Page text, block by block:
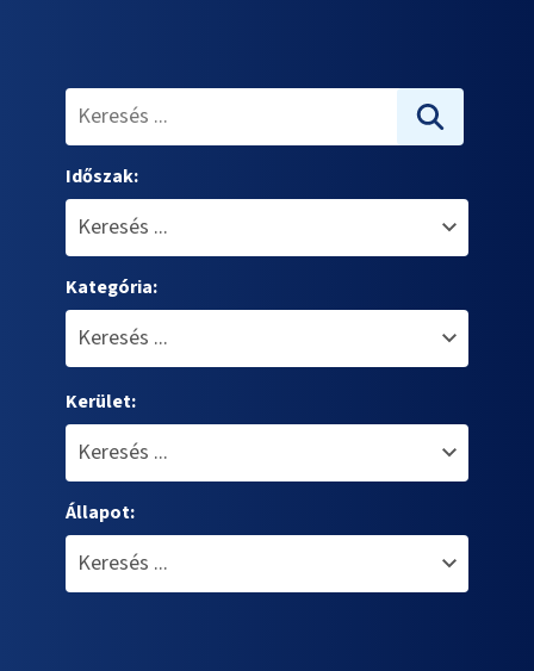
Időszak:
Kategória:
Kerület:
Állapot: